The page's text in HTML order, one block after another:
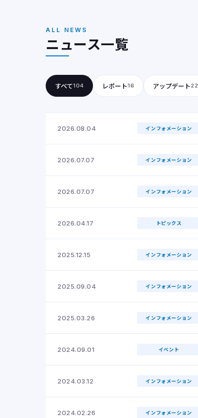
ALL NEWS
ニュース一覧
すべて104 レポート16 アップデート 22
2026.08.04 インフォメーション
2026.07.07 インフォメーション
2026.07.07 インフォメーション
2026.04.17 トピックス
2025.12.15 インフォメーション
2025.09.04 インフォメーション
2025.03.26 インフォメーション
2024.09.01 イベント
2024.03.12 インフォメーション
2024.02.26 インフォメーション